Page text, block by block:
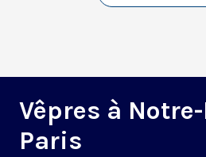
Vêpres à
Paris